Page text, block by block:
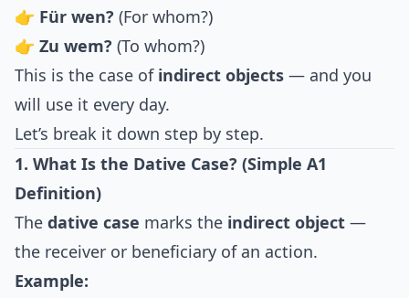
👉 Für wen? (For whom?)
👉 Zu wem? (To whom?)
This is the case of indirect objects — and you
will use it every day.
Let’s break it down step by step.
1. What Is the Dative Case? (Simple A1
Definition)
The dative case marks the indirect object —
the receiver or beneficiary of an action.
Example: